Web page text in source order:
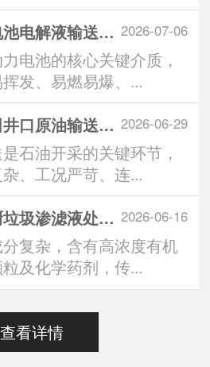
2026-07-06
凸轮转子泵在锂电池电解液输送中的技术优势与
电池的核心关键介质，
发、易燃易爆、...
2026-06-29
凸轮转子泵在油田井口原油输送系统中的应用优
石油开采的关键环节，
、工况严苛、连...
2026-06-16
凸轮转子泵在餐厨垃圾渗滤液处理中的突出表现
复杂，含有高浓度有机
及化学药剂，传...
查看详情